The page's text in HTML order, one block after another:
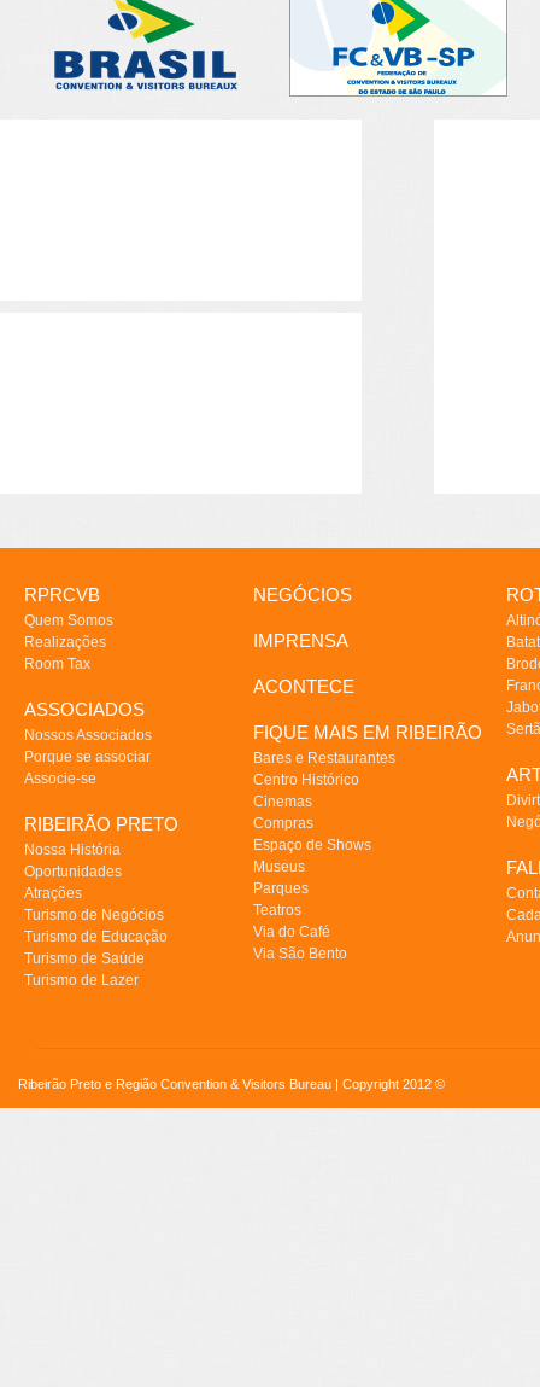
RPRCVB
Quem Somos
Realizações
Room Tax
ASSOCIADOS
Nossos Associados
Porque se associar
Associe-se
RIBEIRÃO PRETO
Nossa História
Oportunidades
Atrações
Turismo de Negócios
Turismo de Educação
Turismo de Saúde
Turismo de Lazer
NEGÓCIOS
IMPRENSA
ACONTECE
FIQUE MAIS EM RIBEIRÃO
Bares e Restaurantes
Centro Histórico
Cinemas
Compras
Espaço de Shows
Museus
Parques
Teatros
Via do Café
Via São Bento
Ribeirão Preto e Região Convention & Visitors Bureau | Copyright 2012 ©